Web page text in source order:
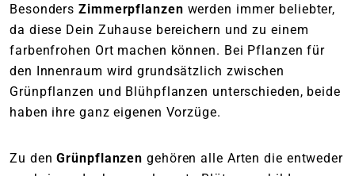
Besonders Zimmerpflanzen werden immer beliebter,
da diese Dein Zuhause bereichern und zu einem
farbenfrohen Ort machen können. Bei Pflanzen für
den Innenraum wird grundsätzlich zwischen
Grünpflanzen und Blühpflanzen unterschieden, beide
haben ihre ganz eigenen Vorzüge.
Zu denGrünpflanzengehören alle Arten die entweder